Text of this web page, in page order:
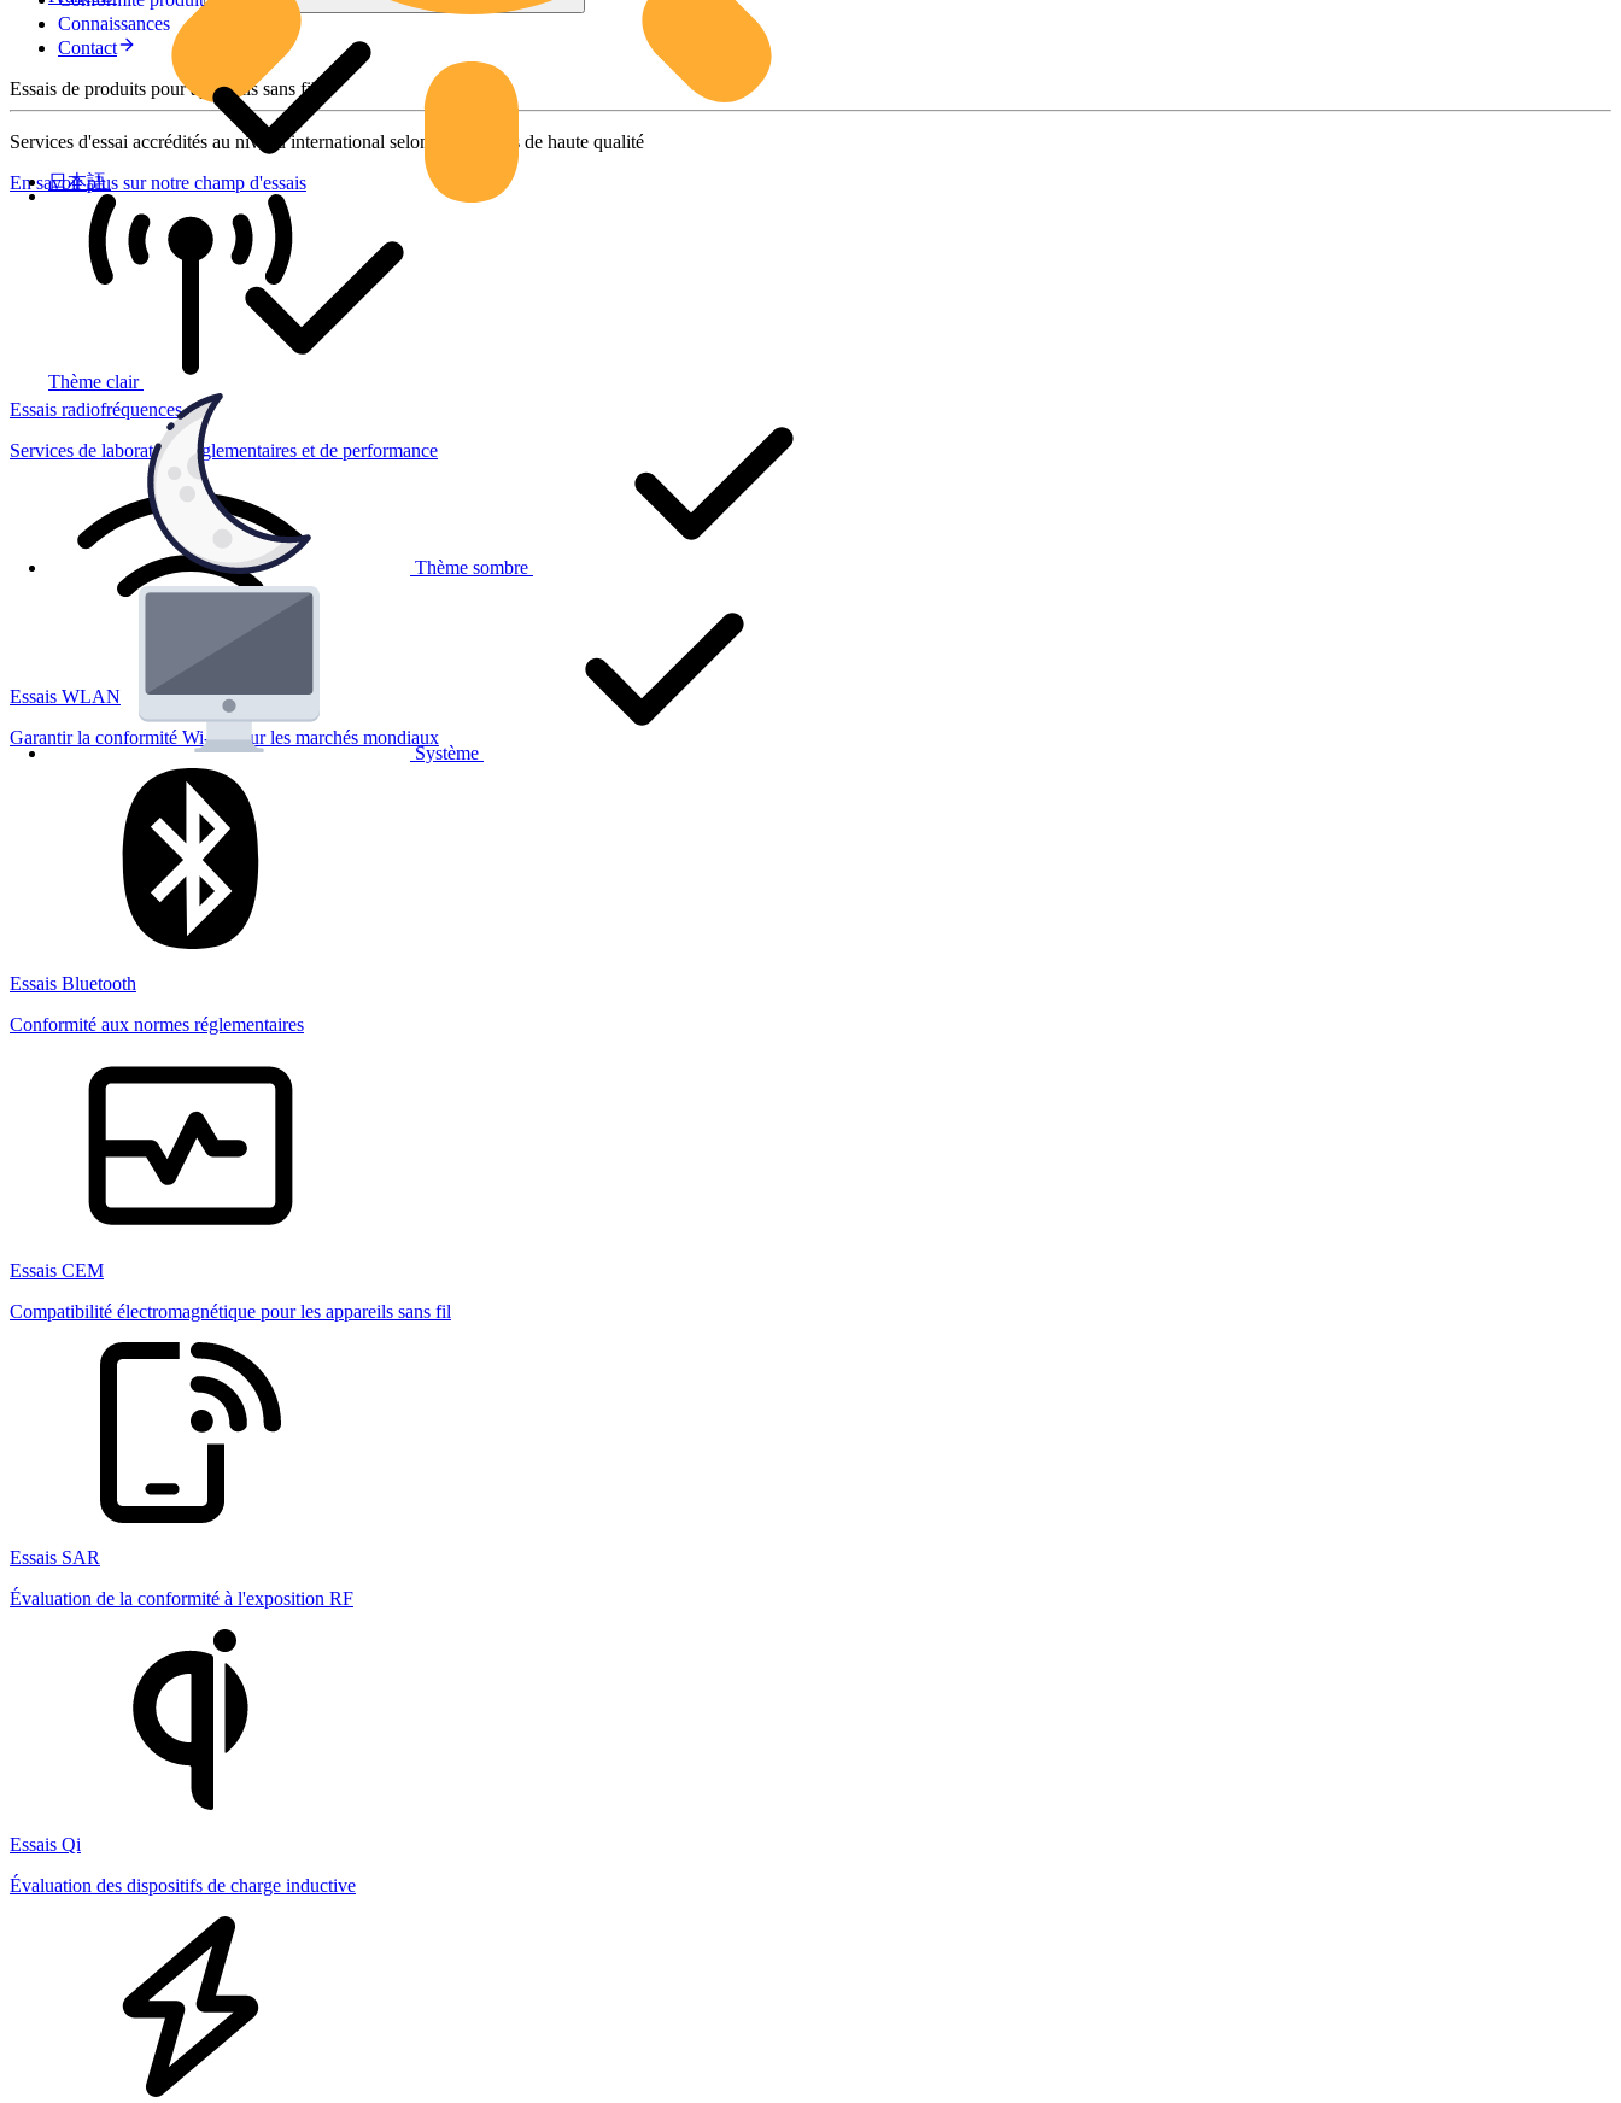
Thème clair
Thème sombre
Système
日本語
Connaissances
Contact
Essais de produits pour appareils sans fil
Services d'essai accrédités au niveau international selon des normes de haute qualité
En savoir plus sur notre champ d'essais
Essais radiofréquences
Services de laboratoire réglementaires et de performance
Essais WLAN
Garantir la conformité Wi-Fi pour les marchés mondiaux
Essais Bluetooth
Conformité aux normes réglementaires
Essais CEM
Compatibilité électromagnétique pour les appareils sans fil
Essais SAR
Évaluation de la conformité à l'exposition RF
Essais Qi
Évaluation des dispositifs de charge inductive